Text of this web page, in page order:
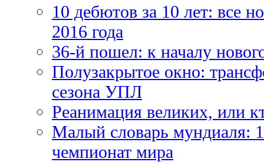
10 дебютов за 10 лет: все
2016 года
36-й пошел: к началу
Полузакрытое окно:
сезона УПЛ
Реанимация великих, или
Малый словарь мундиаля:
чемпионат мира